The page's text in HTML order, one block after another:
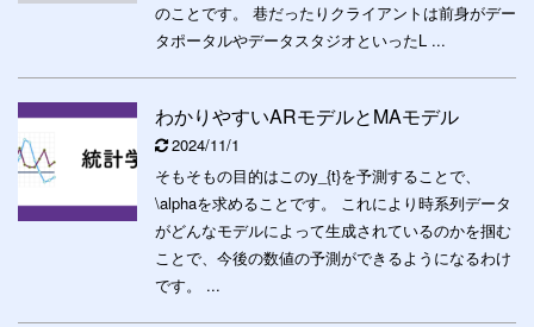
のことです。 巷だったりクライアントは前身がデー
タポータルやデータスタジオといったL ...
わかりやすいARモデルとMAモデル
2024/11/1
そもそもの目的はこのy_{t}を予測することで、
\alphaを求めることです。 これにより時系列データ
がどんなモデルによって生成されているのかを掴む
ことで、今後の数値の予測ができるようになるわけ
です。 ...